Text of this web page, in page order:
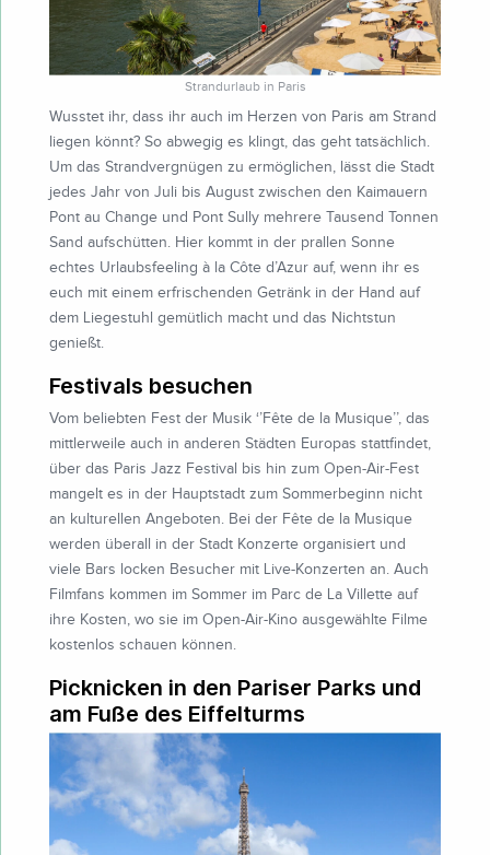
Strandurlaub in Paris
Wusstet ihr, dass ihr auch im Herzen von Paris am Strand
liegen könnt? So abwegig es klingt, das geht tatsächlich.
Um das Strandvergnügen zu ermöglichen, lässt die Stadt
jedes Jahr von Juli bis August zwischen den Kaimauern
Pont au Change und Pont Sully mehrere Tausend Tonnen
Sand aufschütten. Hier kommt in der prallen Sonne
echtes Urlaubsfeeling à la Côte d’Azur auf, wenn ihr es
euch mit einem erfrischenden Getränk in der Hand auf
dem Liegestuhl gemütlich macht und das Nichtstun
genießt.
Festivals besuchen
Vom beliebten Fest der Musik ‘’Fête de la Musique’’, das
mittlerweile auch in anderen Städten Europas stattfindet,
über das Paris Jazz Festival bis hin zum Open-Air-Fest
mangelt es in der Hauptstadt zum Sommerbeginn nicht
an kulturellen Angeboten. Bei der Fête de la Musique
werden überall in der Stadt Konzerte organisiert und
viele Bars locken Besucher mit Live-Konzerten an. Auch
Filmfans kommen im Sommer im Parc de La Villette auf
ihre Kosten, wo sie im Open-Air-Kino ausgewählte Filme
kostenlos schauen können.
Picknicken in den Pariser Parks und
am Fuße des Eiffelturms